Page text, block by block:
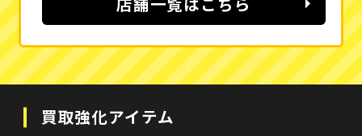
買取強化アイテム